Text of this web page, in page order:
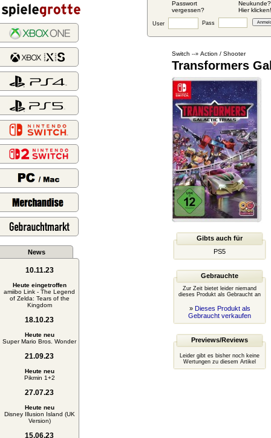
Passwort
vergessen?
Neukunde?
Hier klicken!
User Pass
News
10.11.23
Heute eingetroffen
amiibo Link - The Legend
of Zelda: Tears of the
Kingdom
18.10.23
Heute neu
Super Mario Bros. Wonder
21.09.23
Heute neu
Pikmin 1+2
27.07.23
Heute neu
Disney Illusion Island (UK
Version)
15.06.23
Switch --» Action / Shooter
Transformers
Gibts auch für
PS5
Gebrauchte
Zur Zeit bietet leider niemand
dieses Produkt als Gebraucht an
» Dieses Produkt als
Gebraucht verkaufen
Previews/Reviews
Leider gibt es bisher noch keine
Wertungen zu diesem Artikel